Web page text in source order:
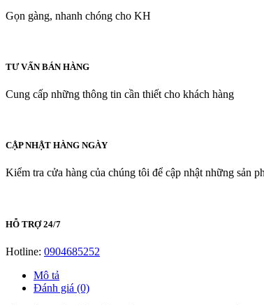
Gọn gàng, nhanh chóng cho KH
TƯ VẤN BÁN HÀNG
Cung cấp những thông tin cần thiết cho khách hàng
CẬP NHẬT HÀNG NGÀY
Kiểm tra cửa hàng của chúng tôi để cập nhật những sản
HỖ TRỢ 24/7
Hotline: 0904685252
Mô tả
Đánh giá (0)